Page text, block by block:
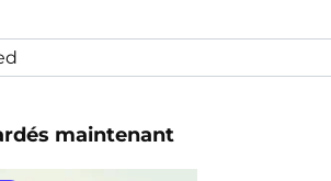
maintenant